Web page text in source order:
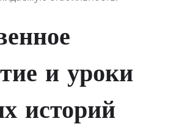
и уроки
историй